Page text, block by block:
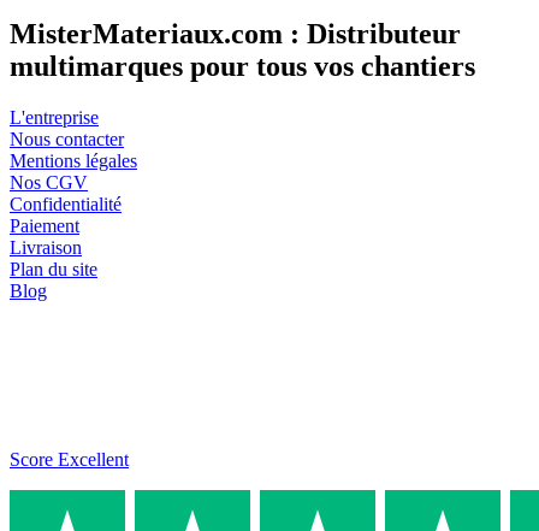
MisterMateriaux.com : Distributeur
multimarques pour tous vos chantiers
L'entreprise
Nous contacter
Mentions légales
Nos CGV
Confidentialité
Paiement
Livraison
Plan du site
Blog
Score Excellent